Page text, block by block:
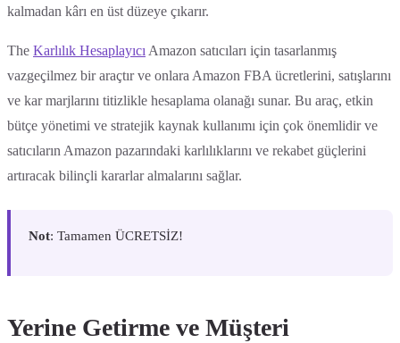
kalmadan kârı en üst düzeye çıkarır.
The Karlılık Hesaplayıcı Amazon satıcıları için tasarlanmış
vazgeçilmez bir araçtır ve onlara Amazon FBA ücretlerini, satışlarını
ve kar marjlarını titizlikle hesaplama olanağı sunar. Bu araç, etkin
bütçe yönetimi ve stratejik kaynak kullanımı için çok önemlidir ve
satıcıların Amazon pazarındaki karlılıklarını ve rekabet güçlerini
artıracak bilinçli kararlar almalarını sağlar.
Not: Tamamen ÜCRETSİZ!
Yerine Getirme ve Müşteri